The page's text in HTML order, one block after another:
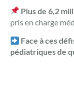
Plus de 6,2
pris en charge
Face à ces
pédiatriques de